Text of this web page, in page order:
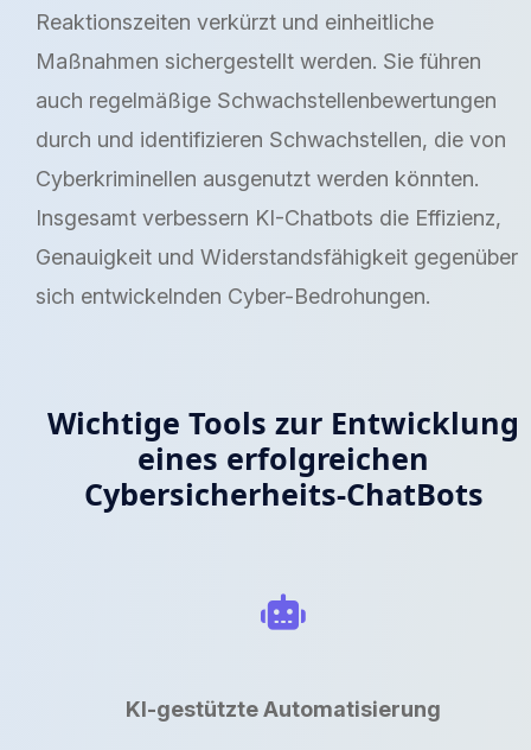
Reaktionszeiten verkürzt und einheitliche
Maßnahmen sichergestellt werden. Sie führen
auch regelmäßige Schwachstellenbewertungen
durch und identifizieren Schwachstellen, die von
Cyberkriminellen ausgenutzt werden könnten.
Insgesamt verbessern KI-Chatbots die Effizienz,
Genauigkeit und Widerstandsfähigkeit gegenüber
sich entwickelnden Cyber-Bedrohungen.
Wichtige Tools zur Entwicklung
eines erfolgreichen
Cybersicherheits-ChatBots
KI-gestützte Automatisierung